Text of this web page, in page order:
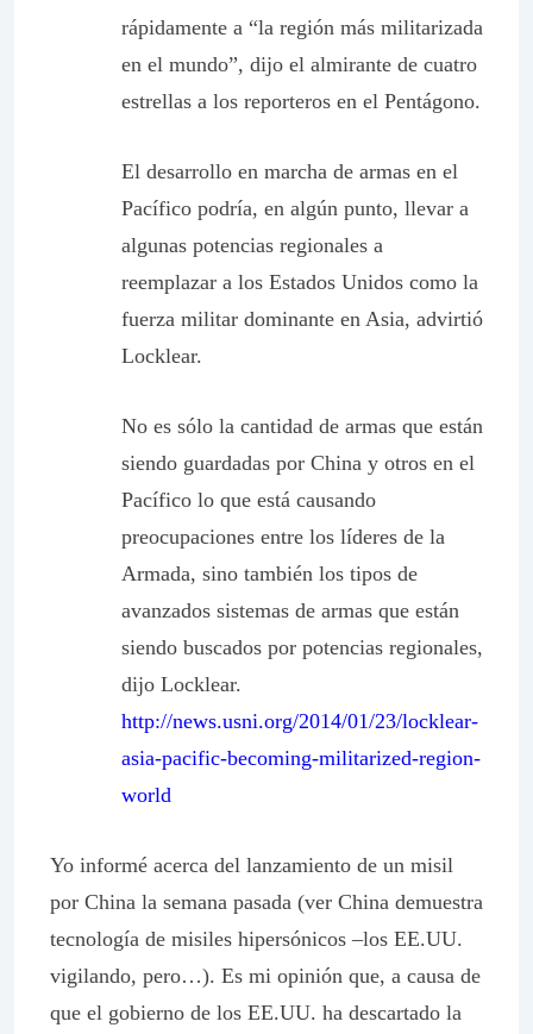
rápidamente a “la región más militarizada
en el mundo”, dijo el almirante de cuatro
estrellas a los reporteros en el Pentágono.
El desarrollo en marcha de armas en el
Pacífico podría, en algún punto, llevar a
algunas potencias regionales a
reemplazar a los Estados Unidos como la
fuerza militar dominante en Asia, advirtió
Locklear.
No es sólo la cantidad de armas que están
siendo guardadas por China y otros en el
Pacífico lo que está causando
preocupaciones entre los líderes de la
Armada, sino también los tipos de
avanzados sistemas de armas que están
siendo buscados por potencias regionales,
dijo Locklear.
http://news.usni.org/2014/01/23/locklear-
asia-pacific-becoming-militarized-region-
world
Yo informé acerca del lanzamiento de un misil
por China la semana pasada (ver China demuestra
tecnología de misiles hipersónicos –los EE.UU.
vigilando, pero…). Es mi opinión que, a causa de
que el gobierno de los EE.UU. ha descartado la